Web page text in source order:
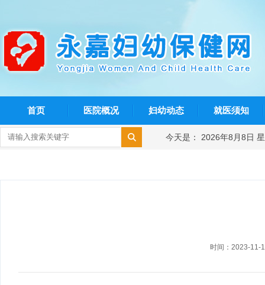
首页 医院概况 妇幼动态 就医须知
今天是： 2026年8月8日
时间：2023-11-